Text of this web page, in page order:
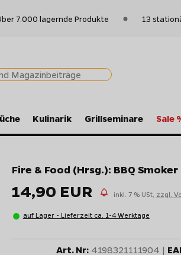
7.000 lagernde Produkte 13
Kulinarik Grillseminare Sale
Fire & Food (Hrsg.): BBQ Smoker
14,90 EUR inkl. 7 % USt, zzgl.
auf Lager - Lieferzeit ca. 1-4 Werktage
Art. Nr:4198321111904 |